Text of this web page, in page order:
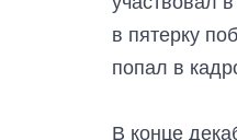
в пятерку
попал в
В конце